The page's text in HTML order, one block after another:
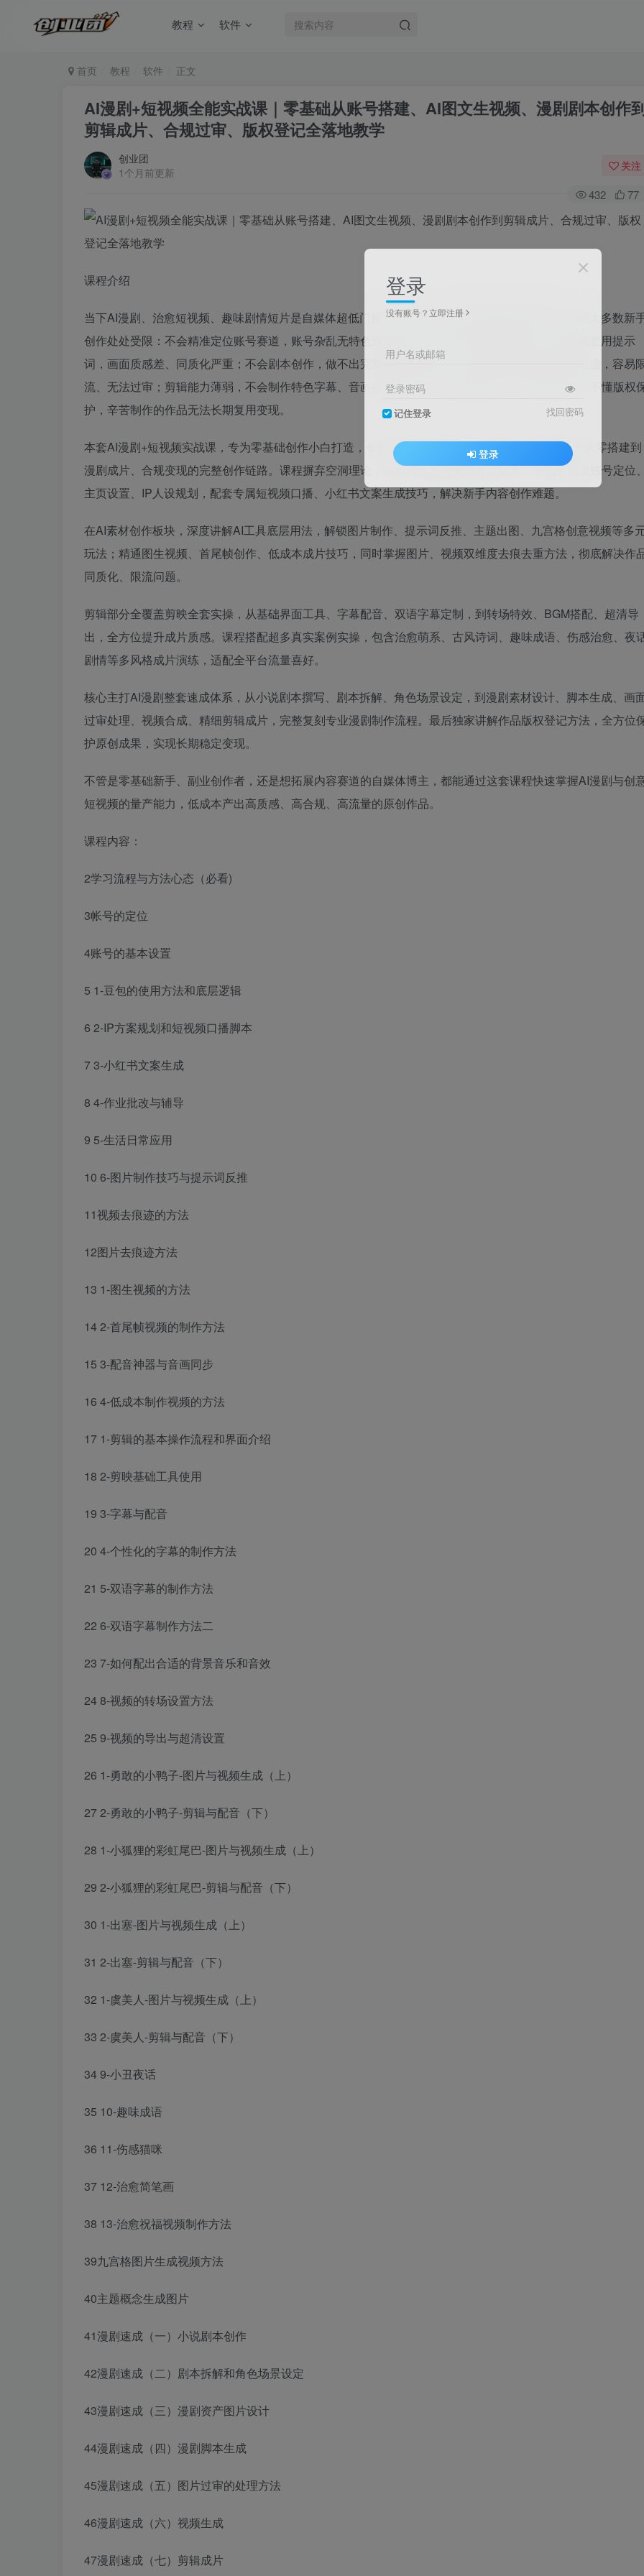
教程 软件
首页 教程 软件 正文
AI漫剧+短视频全能实战课｜零基础从账号搭建、AI图文生视频、漫剧剧本创作
剪辑成片、合规过审、版权登记全落地教学
创业团
1个月前更新
关注
432 77
课程介绍
当下AI漫剧、治愈短视频、趣味剧情短片是自媒体超低门槛、高流量、长生命周期的黄金赛道，但绝大多数新
创作处处受限：不会精准定位账号赛道，账号杂乱无特色难以起号；不懂AI工具底层逻辑，只会机械套用提示
词，画面质感差、同质化严重；不会剧本创作，做不出完整剧情漫剧内容；生成的图文视频自带AI痕迹，容易
流、无法过审；剪辑能力薄弱，不会制作特色字幕、音画搭配杂乱、成片画质模糊；不会合规去重、不懂版权
护，辛苦制作的作品无法长期复用变现。
本套AI漫剧+短视频实战课，专为零基础创作小白打造，全程无门槛、纯落地、全实操，打通从账号从零搭建到
漫剧成片、合规变现的完整创作链路。课程摒弃空洞理论，从学习心态与实操方法切入，手把手完成账号定位
主页设置、IP人设规划，配套专属短视频口播、小红书文案生成技巧，解决新手内容创作难题。
在AI素材创作板块，深度讲解AI工具底层用法，解锁图片制作、提示词反推、主题出图、九宫格创意视频等多
玩法；精通图生视频、首尾帧创作、低成本成片技巧，同时掌握图片、视频双维度去痕去重方法，彻底解决作
同质化、限流问题。
剪辑部分全覆盖剪映全套实操，从基础界面工具、字幕配音、双语字幕定制，到转场特效、BGM搭配、超清导
出，全方位提升成片质感。课程搭配超多真实案例实操，包含治愈萌系、古风诗词、趣味成语、伤感治愈、夜
剧情等多风格成片演练，适配全平台流量喜好。
核心主打AI漫剧整套速成体系，从小说剧本撰写、剧本拆解、角色场景设定，到漫剧素材设计、脚本生成、画
过审处理、视频合成、精细剪辑成片，完整复刻专业漫剧制作流程。最后独家讲解作品版权登记方法，全方位
护原创成果，实现长期稳定变现。
不管是零基础新手、副业创作者，还是想拓展内容赛道的自媒体博主，都能通过这套课程快速掌握AI漫剧与创
短视频的量产能力，低成本产出高质感、高合规、高流量的原创作品。
课程内容：
2学习流程与方法心态（必看)
3帐号的定位
4账号的基本设置
5 1-豆包的使用方法和底层逻辑
6 2-IP方案规划和短视频口播脚本
7 3-小红书文案生成
8 4-作业批改与辅导
9 5-生活日常应用
10 6-图片制作技巧与提示词反推
11视频去痕迹的方法
12图片去痕迹方法
13 1-图生视频的方法
14 2-首尾帧视频的制作方法
15 3-配音神器与音画同步
16 4-低成本制作视频的方法
17 1-剪辑的基本操作流程和界面介绍
18 2-剪映基础工具使用
19 3-字幕与配音
20 4-个性化的字幕的制作方法
21 5-双语字幕的制作方法
22 6-双语字幕制作方法二
23 7-如何配出合适的背景音乐和音效
24 8-视频的转场设置方法
25 9-视频的导出与超清设置
26 1-勇敢的小鸭子-图片与视频生成（上）
27 2-勇敢的小鸭子-剪辑与配音（下）
28 1-小狐狸的彩虹尾巴-图片与视频生成（上）
29 2-小狐狸的彩虹尾巴-剪辑与配音（下）
30 1-出塞-图片与视频生成（上）
31 2-出塞-剪辑与配音（下）
32 1-虞美人-图片与视频生成（上）
33 2-虞美人-剪辑与配音（下）
34 9-小丑夜话
35 10-趣味成语
36 11-伤感猫咪
37 12-治愈简笔画
38 13-治愈祝福视频制作方法
39九宫格图片生成视频方法
40主题概念生成图片
41漫剧速成（一）小说剧本创作
42漫剧速成（二）剧本拆解和角色场景设定
43漫剧速成（三）漫剧资产图片设计
44漫剧速成（四）漫剧脚本生成
45漫剧速成（五）图片过审的处理方法
46漫剧速成（六）视频生成
47漫剧速成（七）剪辑成片
登录
没有账号？立即注册
用户名或邮箱
登录密码
记住登录 找回密码
登录